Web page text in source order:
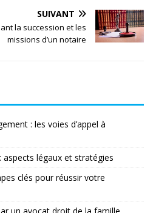
SUIVANT
la succession et les
missions d’un notaire
: les voies d’appel à
aspects légaux et stratégies
clés pour réussir votre